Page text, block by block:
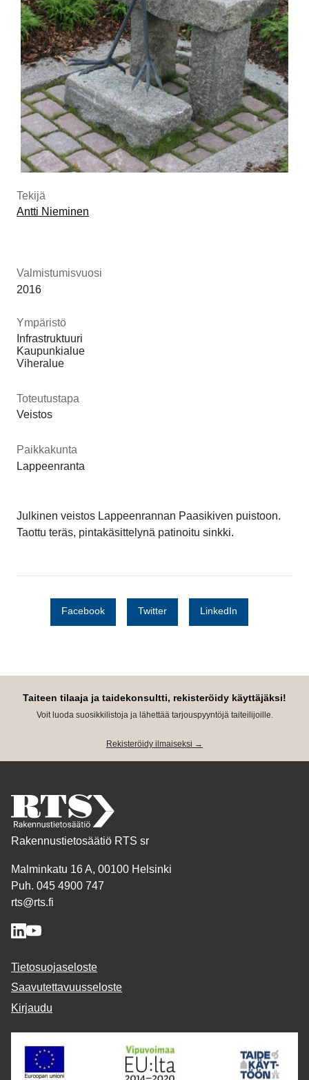
Tekijä
Antti Nieminen
Valmistumisvuosi
2016
Ympäristö
Infrastruktuuri
Kaupunkialue
Viheralue
Toteutustapa
Veistos
Paikkakunta
Lappeenranta
Julkinen veistos Lappeenrannan Paasikiven puistoon.
Taottu teräs, pintakäsittelynä patinoitu sinkki.
Facebook Twitter LinkedIn
Taiteen tilaaja ja taidekonsultti, rekisteröidy käyttäjäksi!
Voit luoda suosikkilistoja ja lähettää tarjouspyyntöjä taiteilijoille.
Rekisteröidy ilmaiseksi →
Rakennustietosäätiö RTS sr
Malminkatu 16 A, 00100 Helsinki
Puh. 045 4900 747
rts@rts.fi
Tietosuojaseloste
Saavutettavuusseloste
Kirjaudu